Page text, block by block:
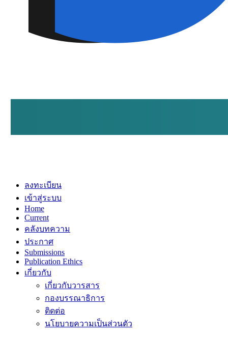
ลงทะเบียน
เข้าสู่ระบบ
Home
Current
คลังบทความ
ประกาศ
Submissions
Publication Ethics
เกี่ยวกับ
เกี่ยวกับวารสาร
กองบรรณาธิการ
ติดต่อ
นโยบายความเป็นส่วนตัว